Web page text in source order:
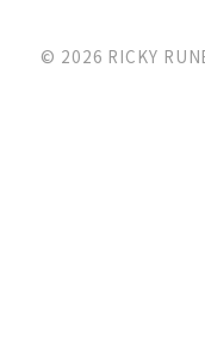
© 2026 RICKY